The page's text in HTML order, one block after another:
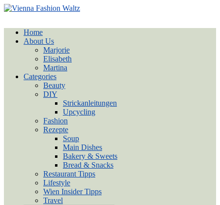
Home
About Us
Marjorie
Elisabeth
Martina
Categories
Beauty
DIY
Strickanleitungen
Upcycling
Fashion
Rezepte
Soup
Main Dishes
Bakery & Sweets
Bread & Snacks
Restaurant Tipps
Lifestyle
Wien Insider Tipps
Travel